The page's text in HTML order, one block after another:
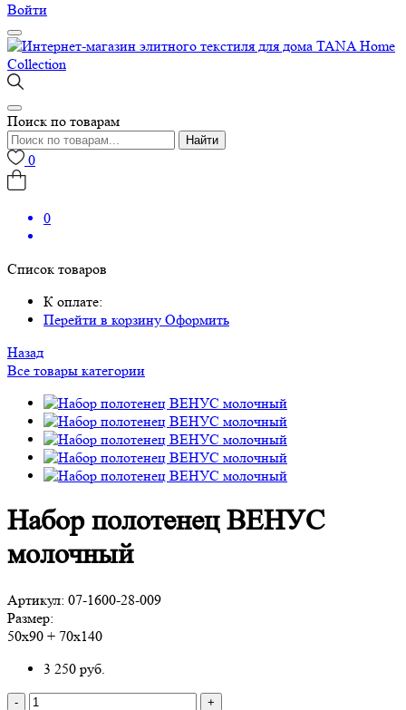
Войти
Поиск по товарам
Найти
0
0
Список товаров
К оплате:
Перейти в корзину Оформить
Назад
Все товары категории
Набор полотенец ВЕНУС
молочный
Артикул: 07-1600-28-009
Размер:
50х90 + 70х140
3 250 руб.
- +